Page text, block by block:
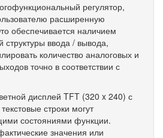
регулятор,
расширенную
обеспечивается наличием
ввода / вывода,
количество аналоговых и
точно в соответствии с
дисплей TFT (320 x 240) с
строки могут
состояниями функции.
значения или